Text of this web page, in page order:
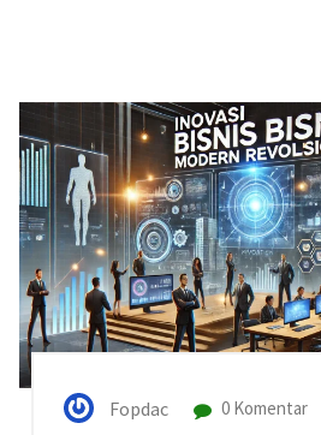
Fopdac 0 Komentar